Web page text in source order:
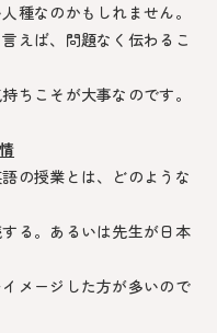
種なのかもしれません。
えば、問題なく伝わるこ
ちこそが大事なのです。
の授業とは、どのような
る。あるいは先生が日本
メージした方が多いので